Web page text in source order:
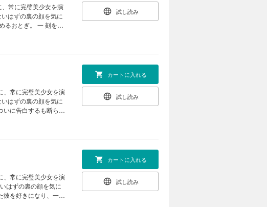
、常に完璧美少女を演
るおとぎ。 一 刻をさ
試し読み
、常に完璧美少女を演
いに告白するも断られ
カートに入れる
試し読み
はずの裏の顔を気に
彼を好きになり、一度
カートに入れる
試し読み